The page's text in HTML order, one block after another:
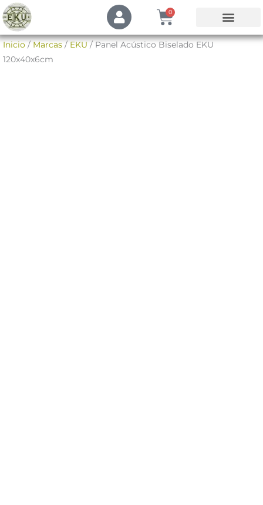
al
contenido
U
s
e
r
0
Cart
Inicio / Marcas / EKU / Panel Acústico Biselado EKU
120x40x6cm